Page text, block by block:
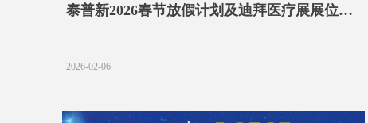
泰普新2026春节放假计划及迪拜医疗展展位预
2026-02-06